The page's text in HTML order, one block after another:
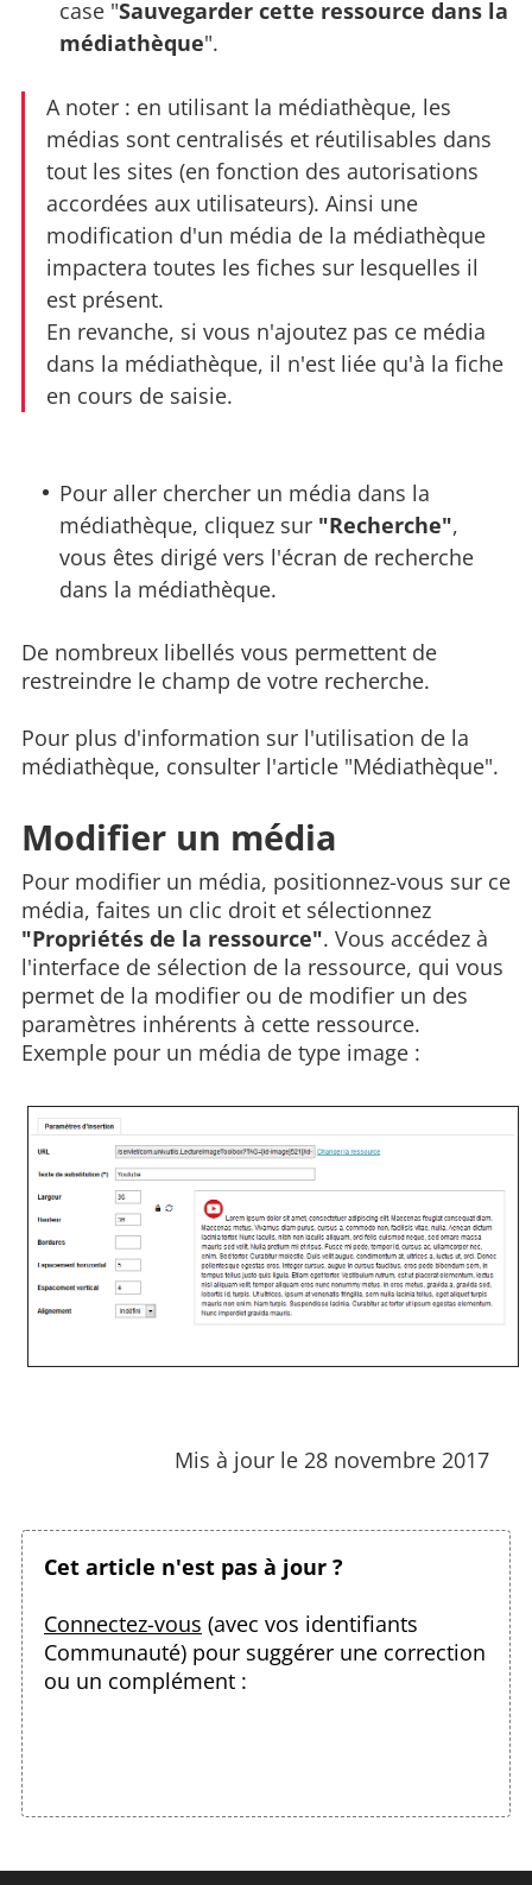
case "Sauvegarder cette ressource dans la
médiathèque".
A noter : en utilisant la médiathèque, les
médias sont centralisés et réutilisables dans
tout les sites (en fonction des autorisations
accordées aux utilisateurs). Ainsi une
modification d'un média de la médiathèque
impactera toutes les fiches sur lesquelles il
est présent.
En revanche, si vous n'ajoutez pas ce média
dans la médiathèque, il n'est liée qu'à la fiche
en cours de saisie.
Pour aller chercher un média dans la
médiathèque, cliquez sur "Recherche",
vous êtes dirigé vers l'écran de recherche
dans la médiathèque.
De nombreux libellés vous permettent de
restreindre le champ de votre recherche.
Pour plus d'information sur l'utilisation de la
médiathèque, consulter l'article "Médiathèque".
Modifier un média
Pour modifier un média, positionnez-vous sur ce
média, faites un clic droit et sélectionnez
"Propriétés de la ressource". Vous accédez à
l'interface de sélection de la ressource, qui vous
permet de la modifier ou de modifier un des
paramètres inhérents à cette ressource.
Exemple pour un média de type image :
Mis à jour le 28 novembre 2017
Cet article n'est pas à jour ?
Connectez-vous (avec vos identifiants
Communauté) pour suggérer une correction
ou un complément :